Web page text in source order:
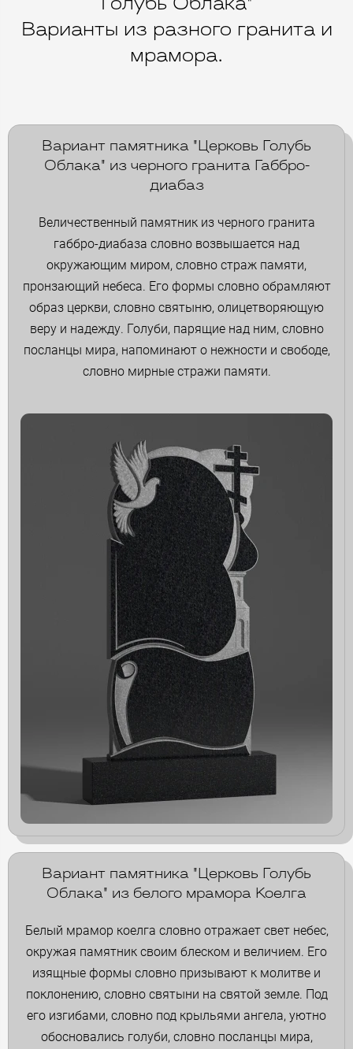
Голубь Облака"
Варианты из разного гранита и
мрамора.
Вариант памятника "Церковь Голубь
Облака" из черного гранита Габбро-
диабаз
Величественный памятник из черного гранита
габбро-диабаза словно возвышается над
окружающим миром, словно страж памяти,
пронзающий небеса. Его формы словно обрамляют
образ церкви, словно святыню, олицетворяющую
веру и надежду. Голуби, парящие над ним, словно
посланцы мира, напоминают о нежности и свободе,
словно мирные стражи памяти.
Вариант памятника "Церковь Голубь
Облака" из белого мрамора Коелга
Белый мрамор коелга словно отражает свет небес,
окружая памятник своим блеском и величием. Его
изящные формы словно призывают к молитве и
поклонению, словно святыни на святой земле. Под
его изгибами, словно под крыльями ангела, уютно
обосновались голуби, словно посланцы мира,